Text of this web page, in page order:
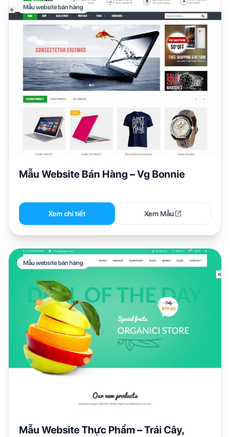
Mẫu website bán hàng
Mẫu Website Bán Hàng – Vg Bonnie
Xem chi tiết Xem Mẫu
Mẫu website bán hàng
Mẫu Website Thực Phẩm – Trái Cây,